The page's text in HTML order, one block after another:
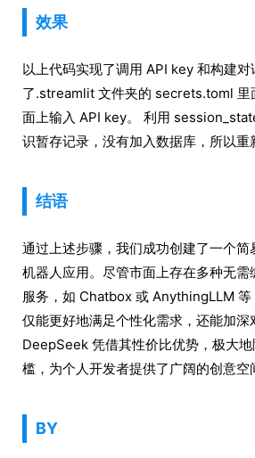
效果
以上代码实现了调用 API key 和构建
了.streamlit 文件夹的 secrets.toml 里
面上输入 API key。 利用
识暂存记录，没有加入数据库，所以重
结语
通过上述步骤，我们成功创建了一个简
机器人应用。尽管市面上存在多种无需
服务，如 Chatbox 或 AnythingLLM 等
仅能更好地满足个性化需求，还能加深
DeepSeek 凭借其性价比优势，极大
槛，为个人开发者提供了广阔的创意空
BY